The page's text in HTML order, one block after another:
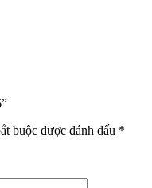
buộc được đánh dấu *